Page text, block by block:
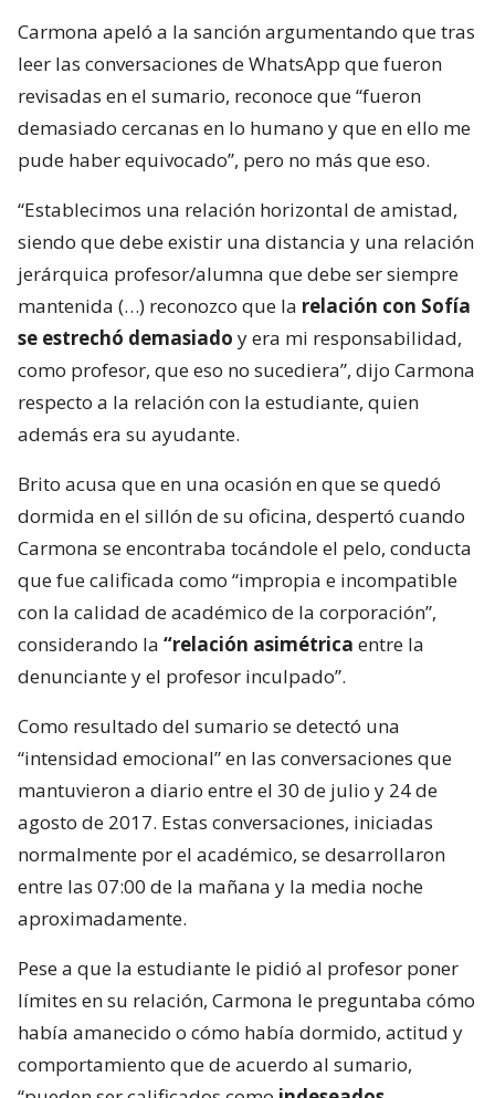
Carmona apeló a la sanción argumentando que tras
leer las conversaciones de WhatsApp que fueron
revisadas en el sumario, reconoce que “fueron
demasiado cercanas en lo humano y que en ello me
pude haber equivocado”, pero no más que eso.
“Establecimos una relación horizontal de amistad,
siendo que debe existir una distancia y una relación
jerárquica profesor/alumna que debe ser siempre
mantenida (…) reconozco que la relación con Sofía
se estrechó demasiado y era mi responsabilidad,
como profesor, que eso no sucediera”, dijo Carmona
respecto a la relación con la estudiante, quien
además era su ayudante.
Brito acusa que en una ocasión en que se quedó
dormida en el sillón de su oficina, despertó cuando
Carmona se encontraba tocándole el pelo, conducta
que fue calificada como “impropia e incompatible
con la calidad de académico de la corporación”,
considerando la “relación asimétrica entre la
denunciante y el profesor inculpado”.
Como resultado del sumario se detectó una
“intensidad emocional” en las conversaciones que
mantuvieron a diario entre el 30 de julio y 24 de
agosto de 2017. Estas conversaciones, iniciadas
normalmente por el académico, se desarrollaron
entre las 07:00 de la mañana y la media noche
aproximadamente.
Pese a que la estudiante le pidió al profesor poner
límites en su relación, Carmona le preguntaba cómo
había amanecido o cómo había dormido, actitud y
comportamiento que de acuerdo al sumario,